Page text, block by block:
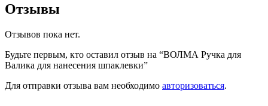
Отзывы
Отзывов пока нет.
Будьте первым, кто оставил отзыв на “ВОЛМА Ручка для
Валика для нанесения шпаклевки”
Для отправки отзыва вам необходимо авторизоваться.